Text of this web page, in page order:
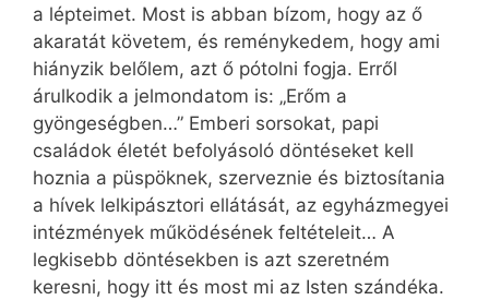
a lépteimet. Most is abban bízom, hogy az ő
akaratát követem, és reménykedem, hogy ami
hiányzik belőlem, azt ő pótolni fogja. Erről
árulkodik a jelmondatom is: „Erőm a
gyöngeségben…” Emberi sorsokat, papi
családok életét befolyásoló döntéseket kell
hoznia a püspöknek, szerveznie és biztosítania
a hívek lelkipásztori ellátását, az egyházmegyei
intézmények működésének feltételeit… A
legkisebb döntésekben is azt szeretném
keresni, hogy itt és most mi az Isten szándéka.